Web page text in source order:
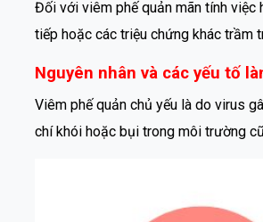
Đối với viêm phế quản mãn tính việc
tiếp hoặc các triệu chứng khác trầm
Nguyên nhân và các yếu tố
Viêm phế quản chủ yếu là do virus
chí khói hoặc bụi trong môi trường